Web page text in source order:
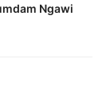
Ngawi